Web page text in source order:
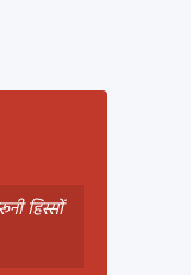
हिस्सों